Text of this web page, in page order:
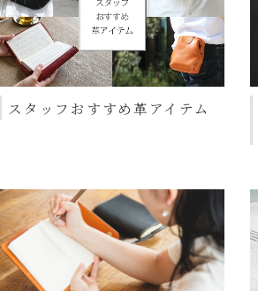
スタッフおすすめ革アイテム